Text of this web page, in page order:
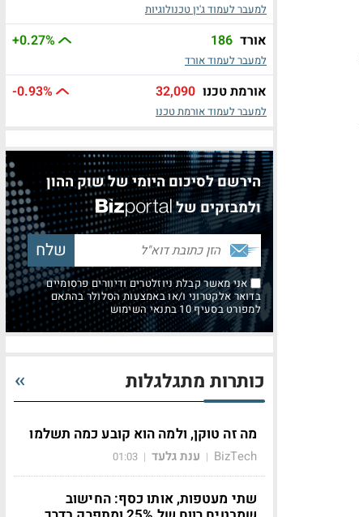
למעבר לעמוד ג'ין טכנולוגיות
אורד 186
+0.27%
למעבר לעמוד אורד
אורמת טכנו 32,090
-0.93%
למעבר לעמוד אורמת טכנו
הירשם לסיכום היומי של שוק ההון
ולמבזקים של
אני מאשר קבלת ניוזלטרים ודיוורים פרסומיים
בדואר אלקטרוני ו/או באמצעות הסלולר בהתאם
למפורט בסעיף 10 בתנאי השימוש
כותרות מתגלגלות
מה זה טוקן, ולמה הוא קובע כמה תשלמו
BizTech
| ענת גלעד |
01:03
שתי מעטפות, אותו כסף: החישוב